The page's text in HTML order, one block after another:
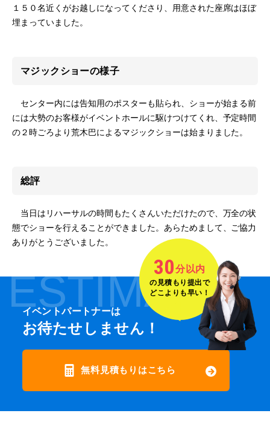
１５０名近くがお越しになってくださり、用意された座席はほぼ
埋まっていました。
マジックショーの様子
センター内には告知用のポスターも貼られ、ショーが始まる前
には大勢のお客様がイベントホールに駆けつけてくれ、予定時間
の２時ごろより荒木巴によるマジックショーは始まりました。
総評
当日はリハーサルの時間もたくさんいただけたので、万全の状
態でショーを行えることができました。あらためまして、ご協力
ありがとうございました。
ESTIMATE
イベントパートナーは
お待たせしません！
無料見積もりはこちら
30分以内
の見積もり提出で
どこよりも早い！